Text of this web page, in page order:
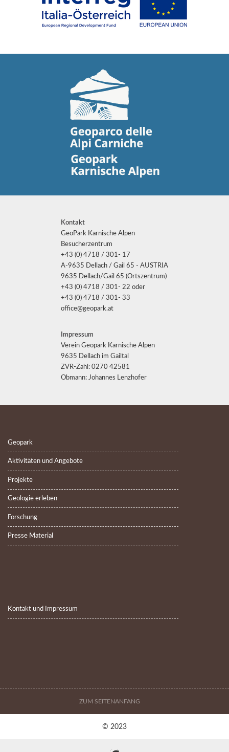
Kontakt
GeoPark Karnische Alpen
Besucherzentrum
+43 (0) 4718 / 301- 17
A-9635 Dellach / Gail 65 - AUSTRIA
9635 Dellach/Gail 65 (Ortszentrum)
+43 (0) 4718 / 301- 22 oder
+43 (0) 4718 / 301- 33
office@geopark.at
Impressum
Verein Geopark Karnische Alpen
9635 Dellach im Gailtal
ZVR-Zahl: 0270 42581
Obmann: Johannes Lenzhofer
Geopark
Aktivitäten und Angebote
Projekte
Geologie erleben
Forschung
Presse Material
Kontakt und Impressum
ZUM SEITENANFANG
© 2023